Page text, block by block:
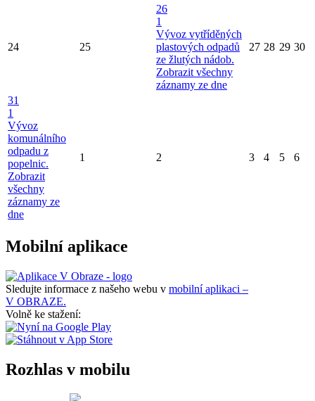
24 25
26
1
Vývoz vytříděných
plastových odpadů
ze žlutých nádob.
Zobrazit všechny
záznamy ze dne
27 28 29 30
31
1
Vývoz
komunálního
odpadu z
popelnic.
Zobrazit
všechny
záznamy ze
dne
1 2 3 4 5 6
Mobilní aplikace
Sledujte informace z našeho webu v mobilní aplikaci –
V OBRAZE.
Volně ke stažení:
Rozhlas v mobilu